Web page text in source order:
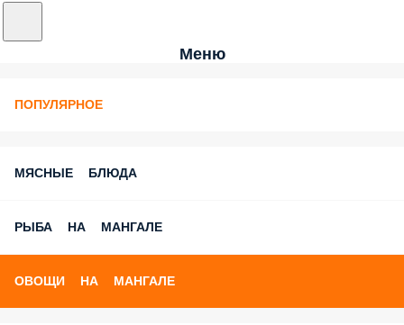
Меню
ПОПУЛЯРНОЕ
МЯСНЫЕ БЛЮДА
РЫБА НА МАНГАЛЕ
ОВОЩИ НА МАНГАЛЕ